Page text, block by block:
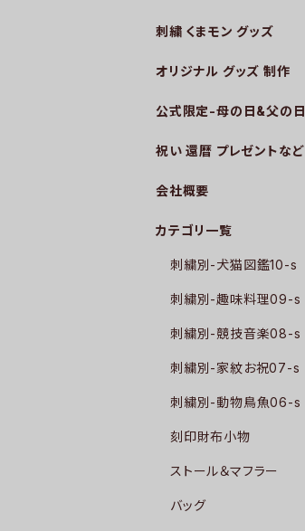
刺繍 くまモン グッズ
オリジナル グッズ 制作
公式限定-母の日&父の日
祝い 還暦 プレゼントなど
会社概要
カテゴリ一覧
刺繍別-犬猫図鑑10-s
刺繍別-趣味料理09-s
刺繍別-競技音楽08-s
刺繍別-家紋お祝07-s
刺繍別-動物鳥魚06-s
刻印財布小物
ストール＆マフラー
バッグ